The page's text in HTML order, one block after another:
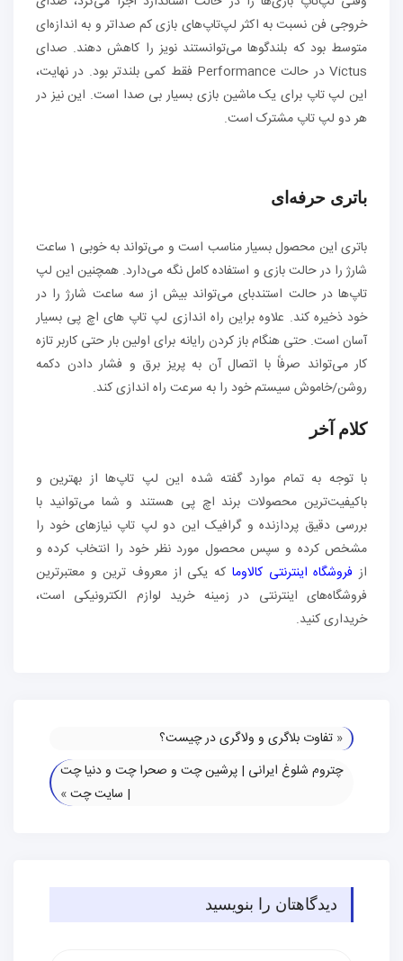
خروجی فن نسبت به اکثر لپ‌تاپ‌های بازی کم‌ صداتر و به اندازه‌ای
متوسط بود که بلندگوها می‌توانستند نویز را کاهش دهند. صدای
Victus در حالت Performance فقط کمی بلندتر بود. در نهایت،
این لپ تاپ برای یک ماشین بازی بسیار بی صدا است. این نیز در
هر دو لپ تاپ مشترک است.
باتری حرفه‌ای
باتری این محصول بسیار مناسب است و می‌تواند به خوبی 1 ساعت
شارژ را در حالت بازی و استفاده کامل نگه می‌دارد. همچنین این لپ
تاپ‌ها در حالت استندبای می‌تواند بیش از سه ساعت شارژ را در
خود ذخیره کند. علاوه براین راه اندازی لپ تاپ های اچ پی بسیار
آسان است. حتی هنگام باز کردن رایانه برای اولین بار حتی کاربر تازه
کار می‌تواند صرفاً با اتصال آن به پریز برق و فشار دادن دکمه
روشن/خاموش سیستم خود را به سرعت راه اندازی کند.
کلام آخر
با توجه به تمام موارد گفته شده این لپ تاپ‌ها از بهترین و
باکیفیت‌ترین محصولات برند اچ پی هستند و شما می‌توانید با
بررسی دقیق پردازنده و گرافیک این دو لپ تاپ نیازهای خود را
مشخص کرده و سپس محصول مورد نظر خود را انتخاب کرده و
از فروشگاه اینترنتی کالاوما که یکی از معروف ترین و معتبرترین
فروشگاه‌های اینترنتی در زمینه خرید لوازم الکترونیکی است،
خریداری کنید.
« تفاوت بلاگری و ولاگری در چیست؟
چتروم شلوغ ایرانی | پرشین چت و صحرا چت و دنیا چت
| سایت چت»
دیدگاهتان را بنویسید